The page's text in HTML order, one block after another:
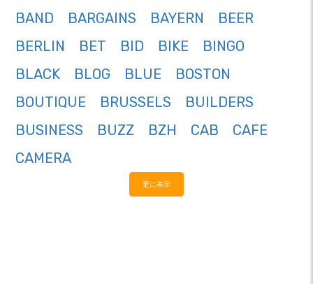
BAND
BARGAINS BAYERN
BEER
BERLIN
BET BID BIKE
BINGO
BLACK
BLOG BLUE
BOSTON
BOUTIQUE
BRUSSELS
BUILDERS
BUSINESS
BUZZ BZH CAB
CAFE
CAMERA
更に表示